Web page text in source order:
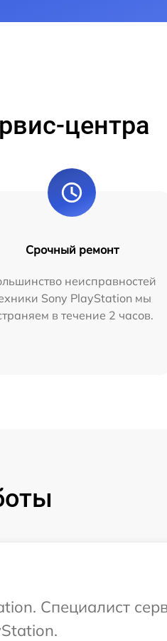
центра
Срочный ремонт
неисправностей
Sony PlayStation мы
в течение 2 часов.
Специалист